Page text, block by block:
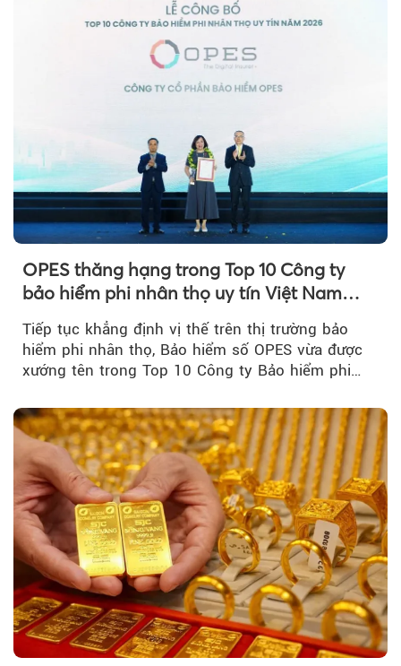
OPES thăng hạng trong Top 10 Công ty
bảo hiểm phi nhân thọ uy tín Việt Nam
2026
Tiếp tục khẳng định vị thế trên thị trường bảo
hiểm phi nhân thọ, Bảo hiểm số OPES vừa được
xướng tên trong Top 10 Công ty Bảo hiểm phi